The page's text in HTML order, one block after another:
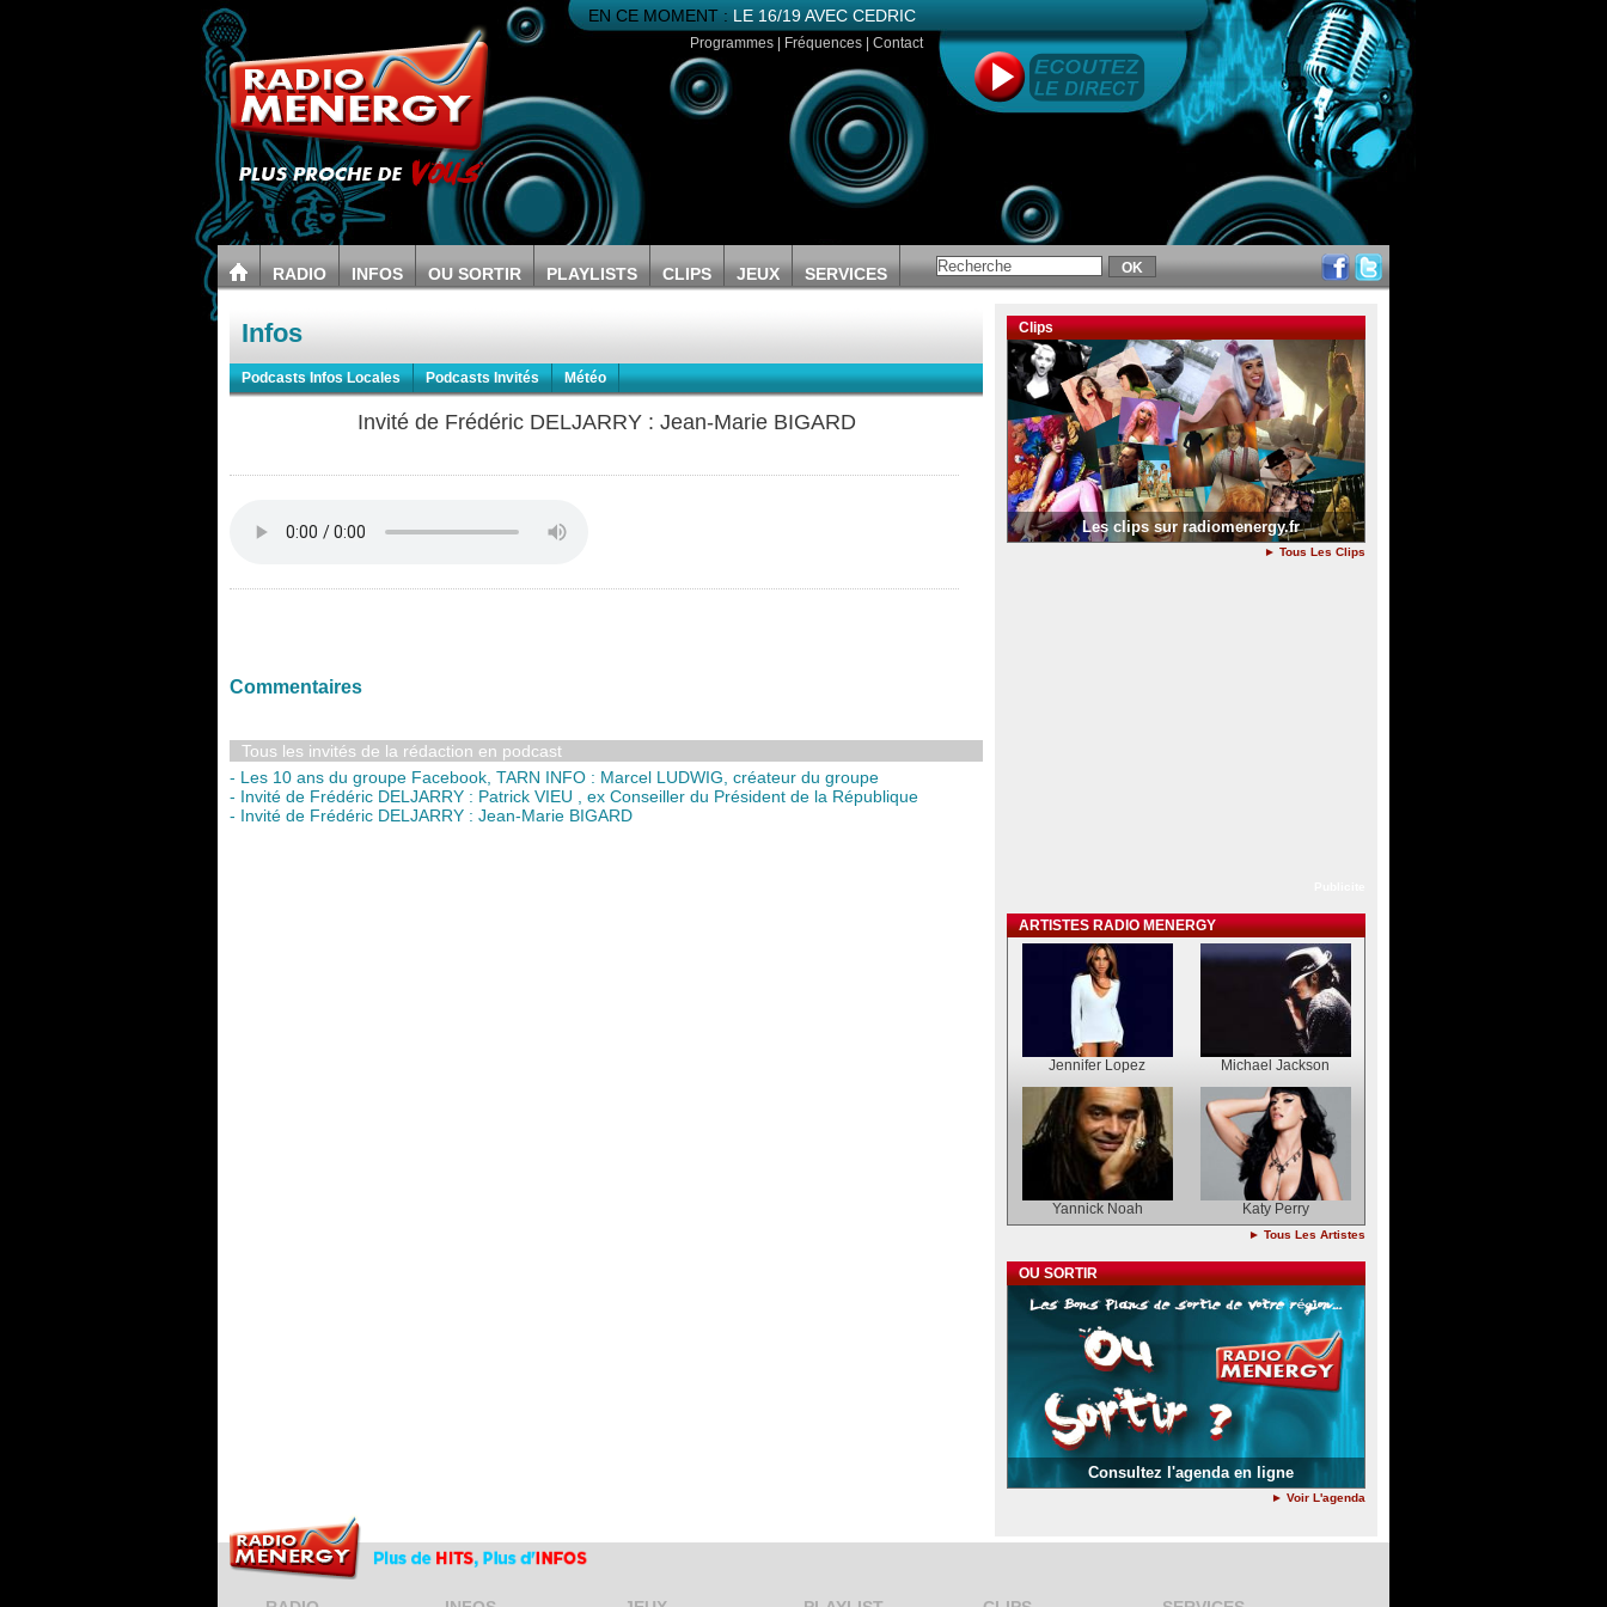
EN CE MOMENT : LE 16/19 AVEC CEDRIC
Programmes Fréquences Contact
RADIO INFOS OU SORTIR PLAYLISTS CLIPS JEUX SERVICES
Infos
Podcasts Infos Locales Podcasts Invités Météo
Invité de Frédéric DELJARRY : Jean-Marie BIGARD
Commentaires
Tous les invités de la rédaction en podcast
- Les 10 ans du groupe Facebook, TARN INFO : Marcel LUDWIG, créateur du groupe
- Invité de Frédéric DELJARRY : Patrick VIEU , ex Conseiller du Président de la République
- Invité de Frédéric DELJARRY : Jean-Marie BIGARD
Clips
Les clips sur radiomenergy.fr
► Tous Les Clips
ARTISTES RADIO MENERGY
Jennifer Lopez Michael Jackson
Yannick Noah Katy Perry
► Tous Les Artistes
OU SORTIR
Consultez l'agenda en ligne
► Voir L'agenda